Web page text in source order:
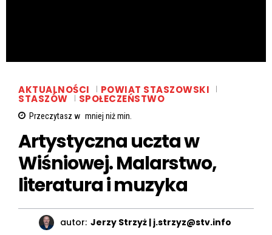
AKTUALNOŚCI POWIAT STASZOWSKI
STASZÓW SPOŁECZEŃSTWO
Przeczytasz w mniej niżmin.
Artystyczna uczta w
Wiśniowej. Malarstwo,
literatura i muzyka
autor: Jerzy Strzyż | j.strzyz@stv.info